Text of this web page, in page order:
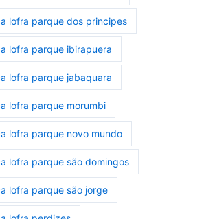
lofra parque dos principes
lofra parque ibirapuera
lofra parque jabaquara
lofra parque morumbi
lofra parque novo mundo
lofra parque são domingos
lofra parque são jorge